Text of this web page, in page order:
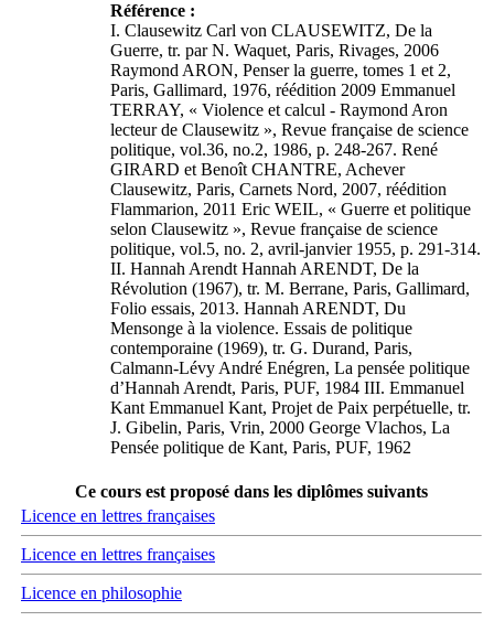
Référence :
I. Clausewitz Carl von CLAUSEWITZ, De la
Guerre, tr. par N. Waquet, Paris, Rivages, 2006
Raymond ARON, Penser la guerre, tomes 1 et 2,
Paris, Gallimard, 1976, réédition 2009 Emmanuel
TERRAY, « Violence et calcul - Raymond Aron
lecteur de Clausewitz », Revue française de science
politique, vol.36, no.2, 1986, p. 248-267. René
GIRARD et Benoît CHANTRE, Achever
Clausewitz, Paris, Carnets Nord, 2007, réédition
Flammarion, 2011 Eric WEIL, « Guerre et politique
selon Clausewitz », Revue française de science
politique, vol.5, no. 2, avril-janvier 1955, p. 291-314.
II. Hannah Arendt Hannah ARENDT, De la
Révolution (1967), tr. M. Berrane, Paris, Gallimard,
Folio essais, 2013. Hannah ARENDT, Du
Mensonge à la violence. Essais de politique
contemporaine (1969), tr. G. Durand, Paris,
Calmann-Lévy André Enégren, La pensée politique
d’Hannah Arendt, Paris, PUF, 1984 III. Emmanuel
Kant Emmanuel Kant, Projet de Paix perpétuelle, tr.
J. Gibelin, Paris, Vrin, 2000 George Vlachos, La
Pensée politique de Kant, Paris, PUF, 1962
Ce cours est proposé dans les diplômes suivants
Licence en lettres françaises
Licence en lettres françaises
Licence en philosophie